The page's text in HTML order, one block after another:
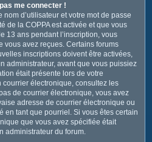
me connecter !
d’utilisateur et votre mot de passe
de la COPPA est activée et que vous
13 ans pendant l’inscription, vous
vous avez reçues. Certains forums
inscriptions doivent être activées,
administrateur, avant que vous puissiez
était présente lors de votre
électronique, consultez les
de courrier électronique, vous avez
adresse de courrier électronique ou
en tant que pourriel. Si vous êtes certain
que vous avez spécifiée était
administrateur du forum.